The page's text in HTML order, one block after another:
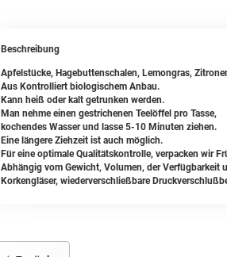
Beschreibung
Apfelstücke, Hagebuttenschalen, Lemongras,
Aus Kontrolliert biologischem Anbau.
Kann heiß oder kalt getrunken werden.
Man nehme einen gestrichenen Teelöffel pro Tasse,
kochendes Wasser und lasse 5-10 Minuten ziehen.
Eine längere Ziehzeit ist auch möglich.
Für eine optimale Qualitätskontrolle, verpacken wir
Abhängig vom Gewicht, Volumen, der Verfügbarkeit
Korkengläser, wiederverschließbare